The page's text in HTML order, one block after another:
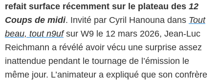
refait surface récemment sur le plateau des 12
Coups de midi. Invité par Cyril Hanouna dans Tout
beau, tout n9uf sur W9 le 12 mars 2026, Jean-Luc
Reichmann a révélé avoir vécu une surprise assez
inattendue pendant le tournage de l’émission le
même jour. L’animateur a expliqué que son confrère